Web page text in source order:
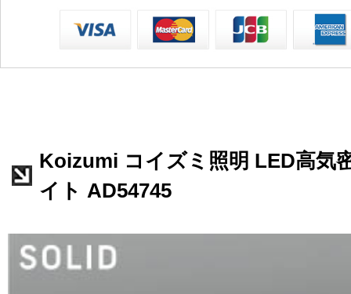
Koizumi コイズミ照明 LED高気
イト AD54745